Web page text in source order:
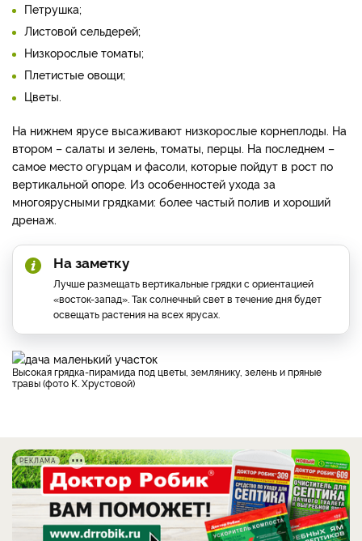
Петрушка;
Листовой сельдерей;
Низкорослые томаты;
Плетистые овощи;
Цветы.
На нижнем ярусе высаживают низкорослые корнеплоды. На
втором – салаты и зелень, томаты, перцы. На последнем –
самое место огурцам и фасоли, которые пойдут в рост по
вертикальной опоре. Из особенностей ухода за
многоярусными грядками: более частый полив и хороший
дренаж.
На заметку
Лучше размещать вертикальные грядки с ориентацией
«восток-запад». Так солнечный свет в течение дня будет
освещать растения на всех ярусах.
Высокая грядка-пирамида под цветы, землянику, зелень и пряные
травы (фото К. Хрустовой)
РЕКЛАМА